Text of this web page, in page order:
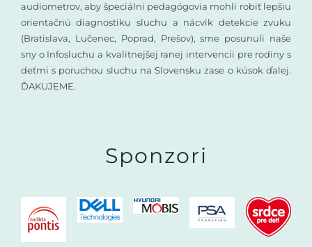
audiometrov, aby špeciálni pedagógovia mohli robiť lepšiu
orientačnú diagnostiku sluchu a nácvik detekcie zvuku
(Bratislava, Lučenec, Poprad, Prešov), sme posunuli naše
sny o Infosluchu a kvalitnejšej ranej intervencii pre rodiny s
deťmi s poruchou sluchu na Slovensku zase o kúsok ďalej.
ĎAKUJEME.
Sponzori